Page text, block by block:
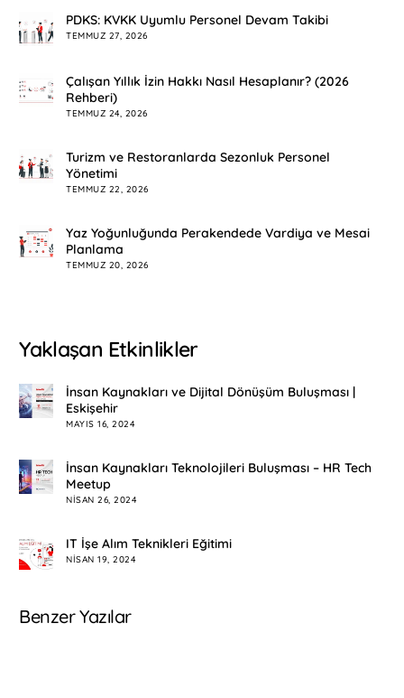
PDKS: KVKK Uyumlu Personel Devam Takibi
TEMMUZ 27, 2026
Çalışan Yıllık İzin Hakkı Nasıl Hesaplanır? (2026
Rehberi)
TEMMUZ 24, 2026
Turizm ve Restoranlarda Sezonluk Personel
Yönetimi
TEMMUZ 22, 2026
Yaz Yoğunluğunda Perakendede Vardiya ve Mesai
Planlama
TEMMUZ 20, 2026
Yaklaşan Etkinlikler
İnsan Kaynakları ve Dijital Dönüşüm Buluşması |
Eskişehir
MAYIS 16, 2024
İnsan Kaynakları Teknolojileri Buluşması – HR Tech
Meetup
NISAN 26, 2024
IT İşe Alım Teknikleri Eğitimi
NISAN 19, 2024
Benzer Yazılar